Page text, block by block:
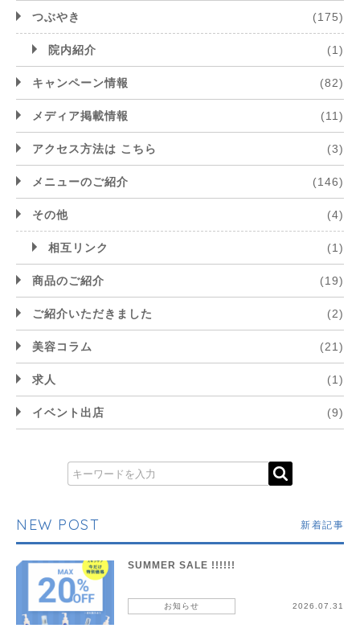
つぶやき (175)
院内紹介 (1)
キャンペーン情報 (82)
メディア掲載情報 (11)
アクセス方法は こちら (3)
メニューのご紹介 (146)
その他 (4)
相互リンク (1)
商品のご紹介 (19)
ご紹介いただきました (2)
美容コラム (21)
求人 (1)
イベント出店 (9)
NEW POST 新着記事
SUMMER SALE !!!!!!
お知らせ 2026.07.31